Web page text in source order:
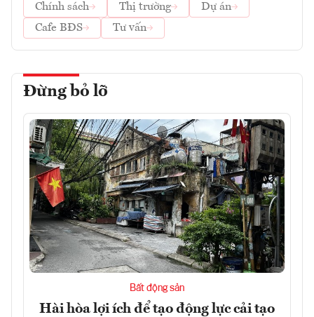
Chính sách
Thị trường
Dự án
Cafe BĐS
Tư vấn
Đừng bỏ lỡ
Bất động sản
Hài hòa lợi ích để tạo động lực cải tạo